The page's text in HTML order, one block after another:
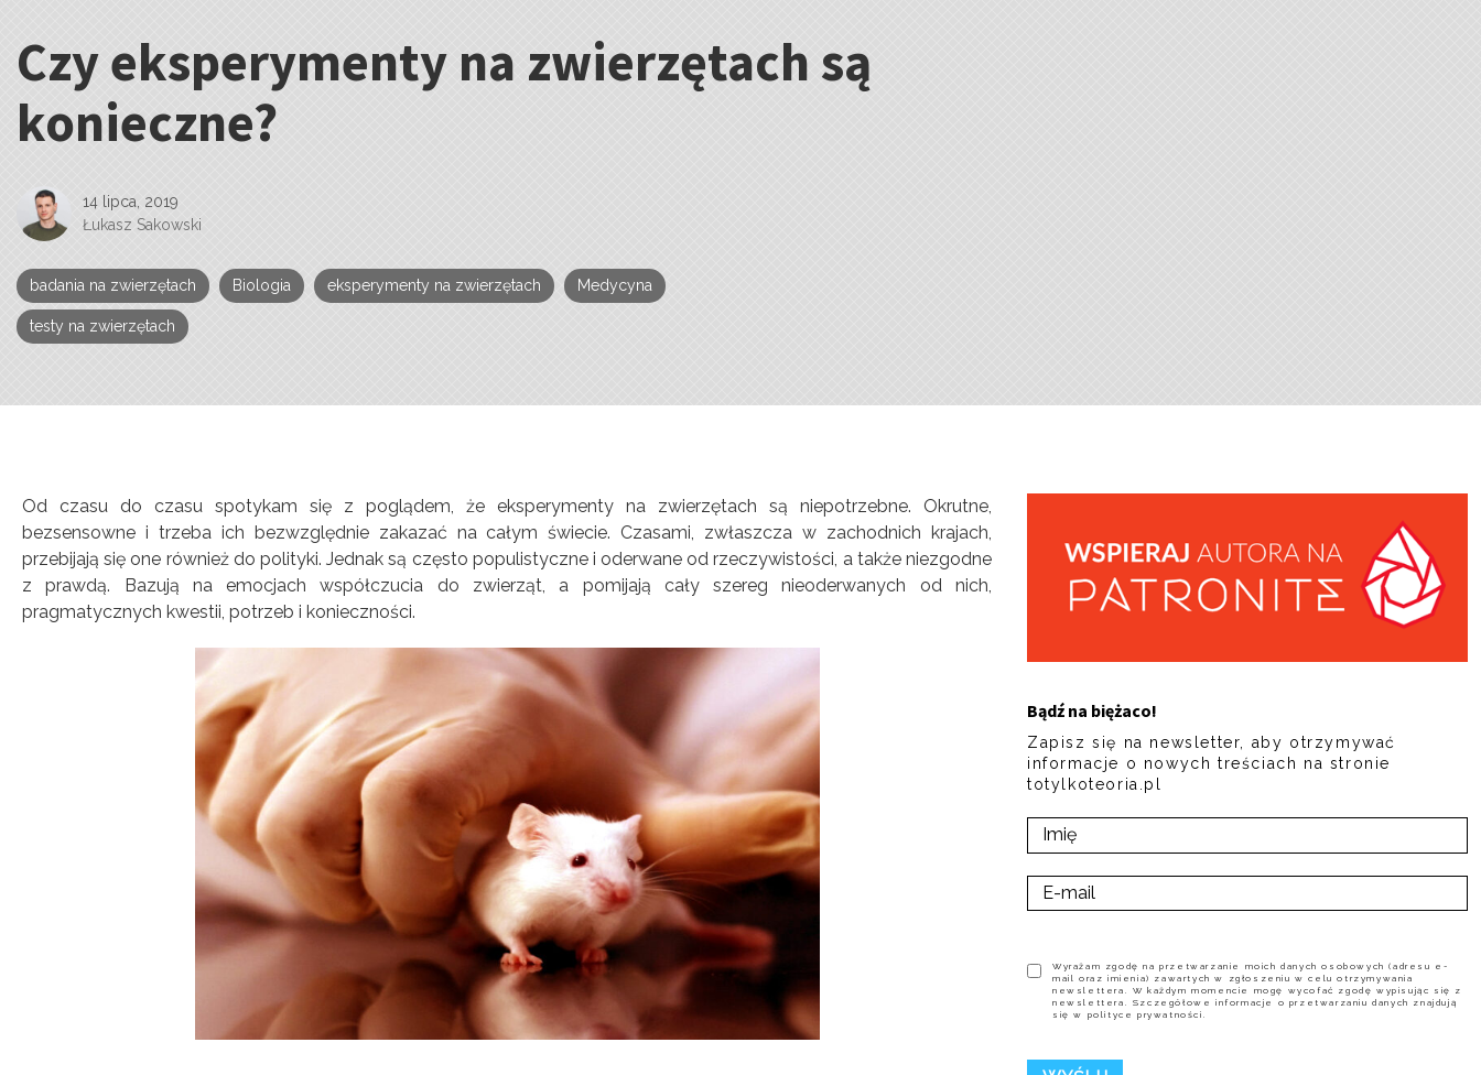
Kategorie:
Czy eksperymenty na zwierzętach są
konieczne?
14 lipca, 2019
Łukasz Sakowski
badania na zwierzętach Biologia eksperymenty na zwierzętach Medycyna
testy na zwierzętach
Od czasu do czasu spotykam się z poglądem, że eksperymenty na zwierzętach są niepotrzebne. Okrutne,
bezsensowne i trzeba ich bezwzględnie zakazać na całym świecie. Czasami, zwłaszcza w zachodnich krajach,
przebijają się one również do polityki. Jednak są często populistyczne i oderwane od rzeczywistości, a także niezgodne
z prawdą. Bazują na emocjach współczucia do zwierząt, a pomijają cały szereg nieoderwanych od nich,
pragmatycznych kwestii, potrzeb i konieczności.
Bądź na biężaco!
Zapisz się na newsletter, aby otrzymywać
informacje o nowych treściach na stronie
totylkoteoria.pl
Wyrażam zgodę na przetwarzanie moich danych osobowych (adresu e-
mail oraz imienia) zawartych w zgłoszeniu w celu otrzymywania
newslettera. W każdym momencie mogę wycofać zgodę wypisując się z
newslettera. Szczegółowe informacje o przetwarzaniu danych znajdują
się w polityce prywatności.